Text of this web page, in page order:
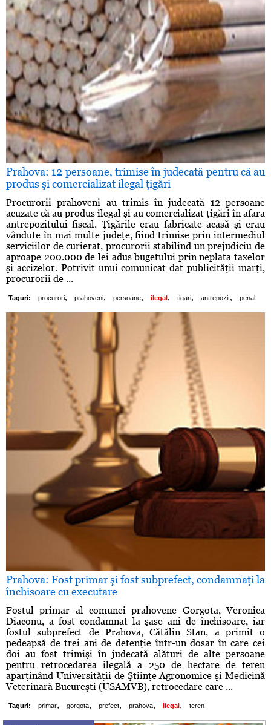
Prahova: 12 persoane, trimise în judecată pentru că au
produs şi comercializat ilegal ţigări
Procurorii prahoveni au trimis în judecată 12 persoane
acuzate că au produs ilegal şi au comercializat ţigări în afara
antrepozitului fiscal. Ţigările erau fabricate acasă şi erau
vândute în mai multe judeţe, fiind trimise prin intermediul
serviciilor de curierat, procurorii stabilind un prejudiciu de
aproape 200.000 de lei adus bugetului prin neplata taxelor
şi accizelor. Potrivit unui comunicat dat publicităţii marţi,
procurorii de ...
Taguri: procurori, prahoveni, persoane, ilegal , tigari, antrepozit, penal
Prahova: Fost primar şi fost subprefect, condamnaţi la
închisoare cu executare
Fostul primar al comunei prahovene Gorgota, Veronica
Diaconu, a fost condamnat la şase ani de închisoare, iar
fostul subprefect de Prahova, Cătălin Stan, a primit o
pedeapsă de trei ani de detenţie într-un dosar în care cei
doi au fost trimişi în judecată alături de alte persoane
pentru retrocedarea ilegală a 250 de hectare de teren
aparţinând Universităţii de Ştiinţe Agronomice şi Medicină
Veterinară Bucureşti (USAMVB), retrocedare care ...
Taguri: primar, gorgota, prefect, prahova, ilegal , teren